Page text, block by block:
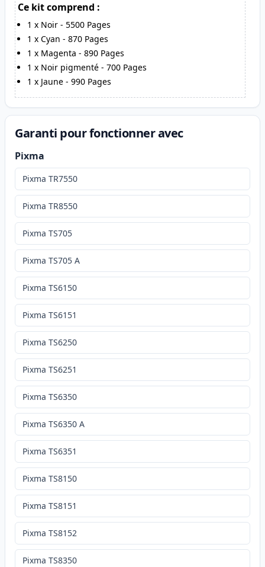
Ce kit comprend :
1 x Noir - 5500 Pages
1 x Cyan - 870 Pages
1 x Magenta - 890 Pages
1 x Noir pigmenté - 700 Pages
1 x Jaune - 990 Pages
Garanti pour fonctionner avec
Pixma
Pixma TR7550
Pixma TR8550
Pixma TS705
Pixma TS705 A
Pixma TS6150
Pixma TS6151
Pixma TS6250
Pixma TS6251
Pixma TS6350
Pixma TS6350 A
Pixma TS6351
Pixma TS8150
Pixma TS8151
Pixma TS8152
Pixma TS8350